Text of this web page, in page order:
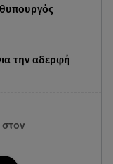
την αδερφή